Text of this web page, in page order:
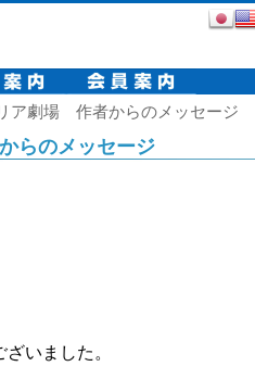
ア劇場 作者からのメッセージ
らのメッセージ
いました。